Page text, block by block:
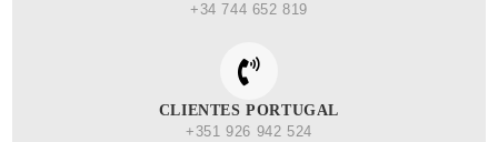
+34 744 652 819
CLIENTES PORTUGAL
+351 926 942 524